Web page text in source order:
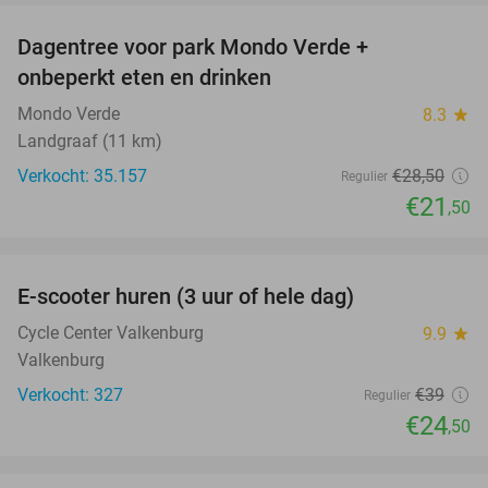
Dagentree voor park Mondo Verde +
onbeperkt eten en drinken
Mondo Verde 8.3 star
Landgraaf (11 km)
Verkocht: 35.157
Regulier €28,50
€21 ,50
E-scooter huren (3 uur of hele dag)
Cycle Center Valkenburg 9.9 star
Valkenburg
Verkocht: 327
Regulier €39
€24,50